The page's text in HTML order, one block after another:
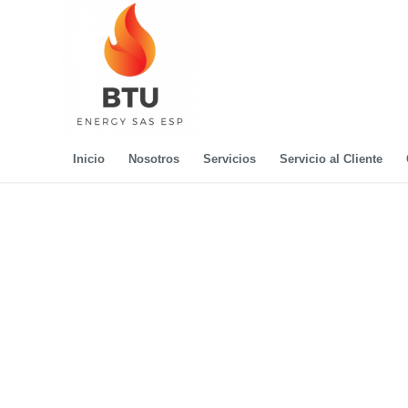
Inicio Nosotros Servicios Servicio al Cliente